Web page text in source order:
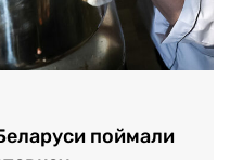
поймали